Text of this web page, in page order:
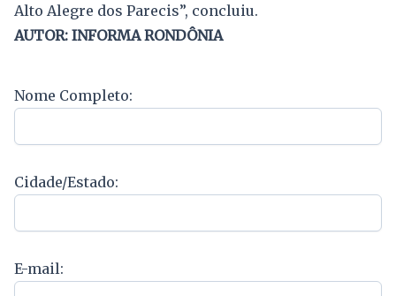
Alto Alegre dos Parecis”, concluiu.
AUTOR: INFORMA RONDÔNIA
Nome Completo:
Cidade/Estado:
E-mail: